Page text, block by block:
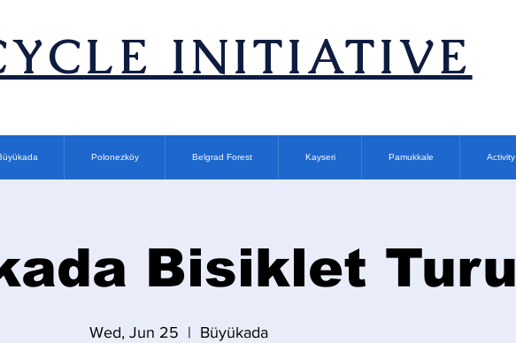
INITIATIVE
Polonezköy Belgrad Forest Kayseri Pamukkale Activity
Bisiklet Turu
Wed, Jun 25
  |
Büyükada